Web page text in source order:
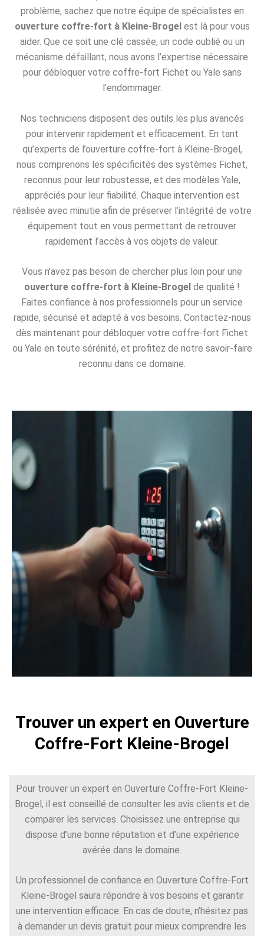
problème, sachez que notre équipe de spécialistes en
ouverture coffre-fort à Kleine-Brogelest là pour vous
aider. Que ce soit une clé cassée, un code oublié ou un
mécanisme défaillant, nous avons l’expertise nécessaire
pour débloquer votre coffre-fort Fichet ou Yale sans
l’endommager.
Nos techniciens disposent des outils les plus avancés
pour intervenir rapidement et efficacement. En tant
qu’experts de l’ouverture coffre-fort à Kleine-Brogel,
nous comprenons les spécificités des systèmes Fichet,
reconnus pour leur robustesse, et des modèles Yale,
appréciés pour leur fiabilité. Chaque intervention est
réalisée avec minutie afin de préserver l’intégrité de votre
équipement tout en vous permettant de retrouver
rapidement l’accès à vos objets de valeur.
Vous n’avez pas besoin de chercher plus loin pour une
ouverture coffre-fort à Kleine-Brogel de qualité !
Faites confiance à nos professionnels pour un service
rapide, sécurisé et adapté à vos besoins. Contactez-nous
dès maintenant pour débloquer votre coffre-fort Fichet
ou Yale en toute sérénité, et profitez de notre savoir-faire
reconnu dans ce domaine.
Trouver un expert en Ouverture
Coffre-Fort Kleine-Brogel
Pour trouver un expert en Ouverture Coffre-Fort Kleine-
Brogel, il est conseillé de consulter les avis clients et de
comparer les services. Choisissez une entreprise qui
dispose d’une bonne réputation et d’une expérience
avérée dans le domaine.
Un professionnel de confiance en Ouverture Coffre-Fort
Kleine-Brogel saura répondre à vos besoins et garantir
une intervention efficace. En cas de doute, n’hésitez pas
à demander un devis gratuit pour mieux comprendre les